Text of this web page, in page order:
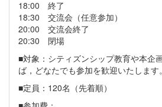
18:00 終了
18:30 交流会（任意参加）
20:00 交流会終了
20:30 閉場
■対象：シティズンシップ教育や本企
ば，どなたでも参加を歓迎いたします。
■定員：120名（先着順）